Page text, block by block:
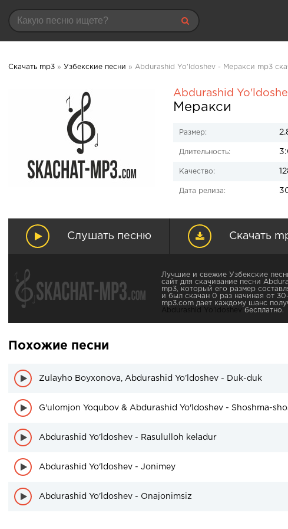
Скачать mp3 » Узбекские песни » Abdurashid Yo'ldoshev - Меракси mp3
Abdurashid
Меракси
Размер:
Длительность:
Качество:
Дата релиза:
Слушать песню Скачать
Лучшие и свежие Узбекские
сайт для скачивание песни
mp3, который его размер
и был скачан 0 раз начиная от
mp3.com дает каждому шанс
Abdurashid Yo'ldoshev
бесплатно.
Похожие песни
Zulayho Boyxonova, Abdurashid Yo’ldoshev - Duk-duk
G'ulomjon Yoqubov & Abdurashid Yo'ldoshev - Shoshma-
Abdurashid Yo'ldoshev - Rasululloh keladur
Abdurashid Yo'ldoshev - Jonimey
Abdurashid Yo'ldoshev - Onajonimsiz